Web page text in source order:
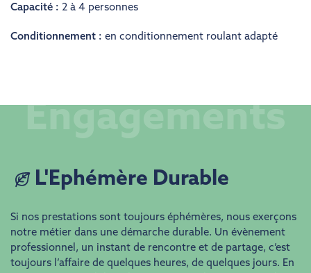
Capacité : 2 à 4 personnes
Conditionnement : en conditionnement roulant adapté
L'Ephémère Durable
Si nos prestations sont toujours éphémères, nous exerçons
notre métier dans une démarche durable. Un évènement
professionnel, un instant de rencontre et de partage, c’est
toujours l’affaire de quelques heures, de quelques jours. En